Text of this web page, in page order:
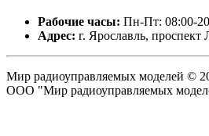
Рабочие часы: Пн-Пт: 08:00-
Адрес: г. Ярославль, проспект
Мир радиоуправляемых моделей ©
ООО "Мир радиоуправляемых